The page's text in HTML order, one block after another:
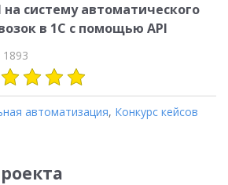
систему автоматического
в 1С с помощью API
1893
автоматизация, Конкурс кейсов